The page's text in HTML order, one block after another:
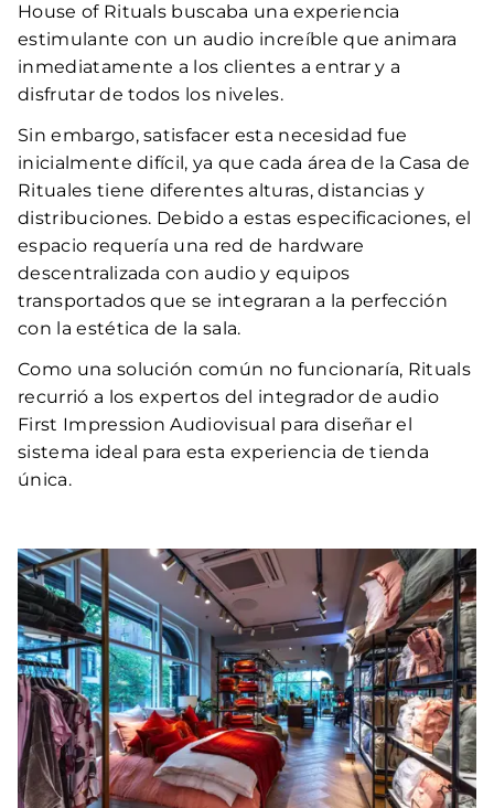
House of Rituals buscaba una experiencia
estimulante con un audio increíble que animara
inmediatamente a los clientes a entrar y a
disfrutar de todos los niveles.
Sin embargo, satisfacer esta necesidad fue
inicialmente difícil, ya que cada área de la Casa de
Rituales tiene diferentes alturas, distancias y
distribuciones. Debido a estas especificaciones, el
espacio requería una red de hardware
descentralizada con audio y equipos
transportados que se integraran a la perfección
con la estética de la sala.
Como una solución común no funcionaría, Rituals
recurrió a los expertos del integrador de audio
First Impression Audiovisual para diseñar el
sistema ideal para esta experiencia de tienda
única.